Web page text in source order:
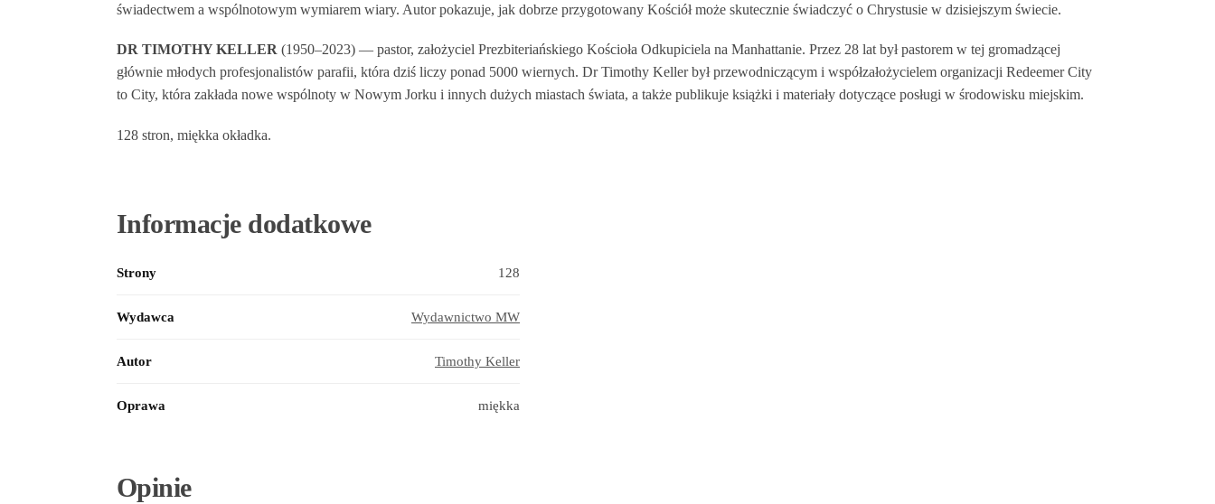
świadectwem a wspólnotowym wymiarem wiary. Autor pokazuje, jak dobrze przygotowany Kościół może skutecznie świadczyć o Chrystusie w dzisiejszym świecie.
DR TIMOTHY KELLER (1950–2023) — pastor, założyciel Prezbiteriańskiego Kościoła Odkupiciela na Manhattanie. Przez 28 lat był pastorem w tej gromadzącej
głównie młodych profesjonalistów parafii, która dziś liczy ponad 5000 wiernych. Dr Timothy Keller był przewodniczącym i współzałożycielem organizacji Redeemer City
to City, która zakłada nowe wspólnoty w Nowym Jorku i innych dużych miastach świata, a także publikuje książki i materiały dotyczące posługi w środowisku miejskim.
128 stron, miękka okładka.
Informacje dodatkowe
Strony 128
Wydawca Wydawnictwo MW
Autor Timothy Keller
Oprawa miękka
Opinie